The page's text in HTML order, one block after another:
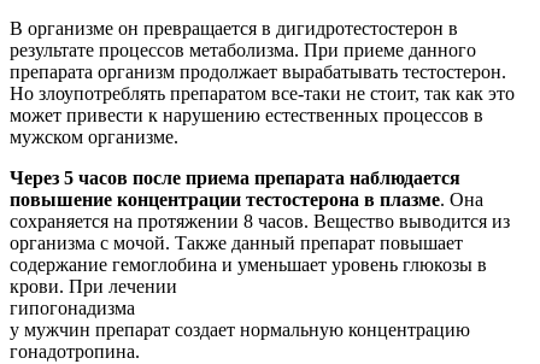
В организме он превращается в дигидротестостерон в
результате процессов метаболизма. При приеме данного
препарата организм продолжает вырабатывать тестостерон.
Но злоупотреблять препаратом все-таки не стоит, так как это
может привести к нарушению естественных процессов в
мужском организме.
Через 5 часов после приема препарата наблюдается
повышение концентрации тестостерона в плазме. Она
сохраняется на протяжении 8 часов. Вещество выводится из
организма с мочой. Также данный препарат повышает
содержание гемоглобина и уменьшает уровень глюкозы в
крови. При лечении
гипогонадизма
у мужчин препарат создает нормальную концентрацию
гонадотропина.